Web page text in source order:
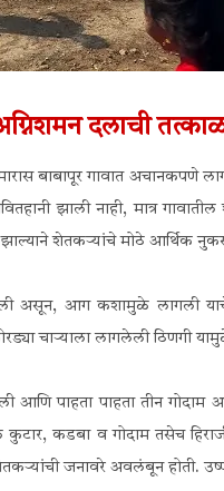
दलाची
बाबापूर गावात
झाली नाही, मात्र
शेतकऱ्यांचे मोठे आर्थिक
असून, आग कशामुळे लागली
कोरड्या चाऱ्याला लागलेली
आणि पाहता पाहता तीन
कुटार,कडबाव गोदाम तसेच
जनावरे अवलंबून होती.